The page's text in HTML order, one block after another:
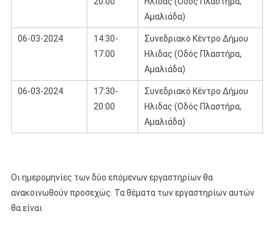
Αμαλιάδα)
06-03-2024
14:30-
17:00
Συνεδριακό Κέντρο Δήμου
Ηλιδας (Οδός Πλαστήρα,
Αμαλιάδα)
06-03-2024
17:30-
20:00
Συνεδριακό Κέντρο Δήμου
Ηλιδας (Οδός Πλαστήρα,
Αμαλιάδα)
Οι ημερομηνίες των δύο επόμενων εργαστηρίων θα
ανακοινωθούν προσεχώς. Τα θέματα των εργαστηρίων αυτών
θα είναι